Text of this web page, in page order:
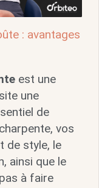
: avantages
est une
une
de
vos
de style, le
ainsi que le
à faire